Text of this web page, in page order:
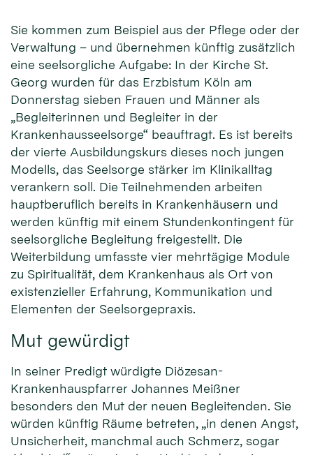
Sie kommen zum Beispiel aus der Pflege oder der
Verwaltung – und übernehmen künftig zusätzlich
eine seelsorgliche Aufgabe: In der Kirche St.
Georg wurden für das Erzbistum Köln am
Donnerstag sieben Frauen und Männer als
„Begleiterinnen und Begleiter in der
Krankenhausseelsorge“ beauftragt. Es ist bereits
der vierte Ausbildungskurs dieses noch jungen
Modells, das Seelsorge stärker im Klinikalltag
verankern soll. Die Teilnehmenden arbeiten
hauptberuflich bereits in Krankenhäusern und
werden künftig mit einem Stundenkontingent für
seelsorgliche Begleitung freigestellt. Die
Weiterbildung umfasste vier mehrtägige Module
zu Spiritualität, dem Krankenhaus als Ort von
existenzieller Erfahrung, Kommunikation und
Elementen der Seelsorgepraxis.
Mut gewürdigt
In seiner Predigt würdigte Diözesan-
Krankenhauspfarrer Johannes Meißner
besonders den Mut der neuen Begleitenden. Sie
würden künftig Räume betreten, „in denen Angst,
Unsicherheit, manchmal auch Schmerz, sogar